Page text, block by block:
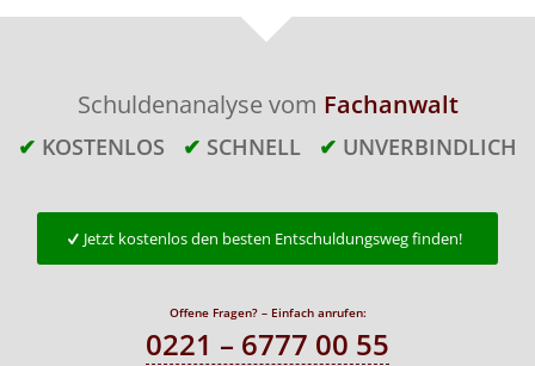
Schuldenanalyse vom Fachanwalt
✔ KOSTENLOS ✔ SCHNELL ✔ UNVERBINDLICH
Jetzt kostenlos den besten Entschuldungsweg finden!
Offene Fragen? – Einfach anrufen:
0221 – 6777 00 55